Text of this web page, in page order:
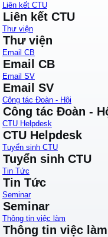
Liên kết CTU
Liên kết CTU
Thư viện
Thư viện
Email CB
Email CB
Email SV
Email SV
Công tác Đoàn - Hội
Công tác Đoàn -
CTU Helpdesk
CTU Helpdesk
Tuyển sinh CTU
Tuyển sinh CTU
Tin Tức
Tin Tức
Seminar
Seminar
Thông tin việc làm
Thông tin việc làm